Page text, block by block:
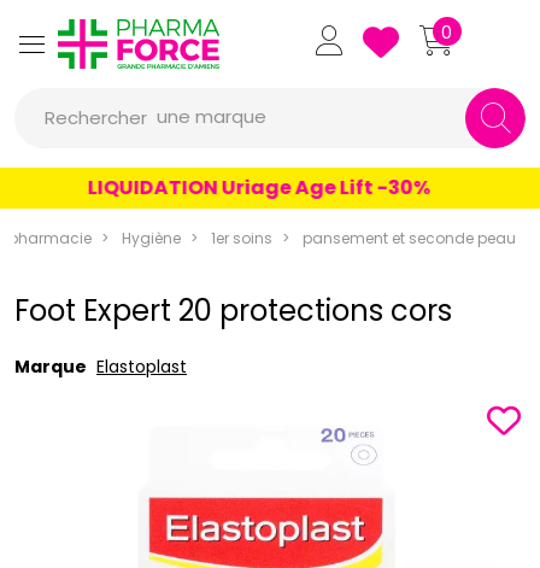
Pharmaforce Grande Pharmacie
0
Rechercher
un produit
une marque
LIQUIDATION Uriage Age Lift -30%
Hygiène 1er soins pansement et seconde peau
Foot Expert 20 protections cors
Marque Elastoplast